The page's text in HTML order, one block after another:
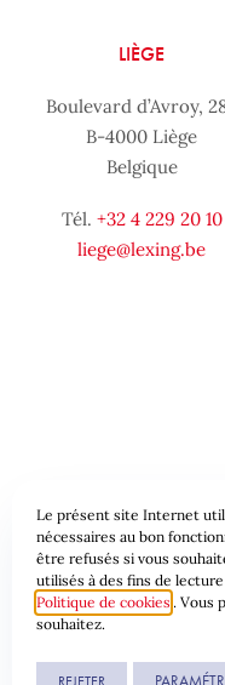
LIÈGE
Boulevard d’Avroy,
B-4000 Liège
Belgique
Tél. +32 4 229 20 10
liege@lexing.be
Plan du site
Protection
Une
Le présent site Internet
nécessaires au bon
être refusés si vous
utilisés à des fins de
Politique de cookies . Vous
souhaitez.